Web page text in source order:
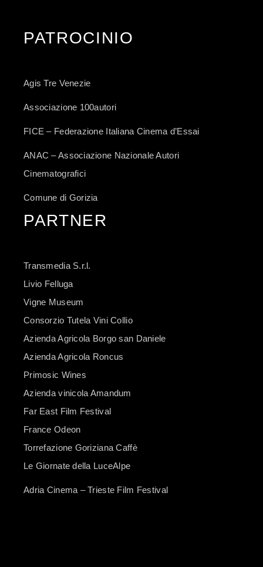
PATROCINIO
Agis Tre Venezie
Associazione 100autori
FICE – Federazione Italiana Cinema d’Essai
ANAC – Associazione Nazionale Autori
Cinematografici
Comune di Gorizia
PARTNER
Transmedia S.r.l.
Livio Felluga
Vigne Museum
Consorzio Tutela Vini Collio
Azienda Agricola Borgo san Daniele
Azienda Agricola Roncus
Primosic Wines
Azienda vinicola Amandum
Far East Film Festival
France Odeon
Torrefazione Goriziana Caffè
Le Giornate della LuceAlpe
Adria Cinema – Trieste Film Festival